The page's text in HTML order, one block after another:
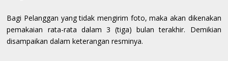
Bagi Pelanggan yang tidak mengirim foto, maka akan dikenakan
pemakaian rata-rata dalam 3 (tiga) bulan terakhir. Demikian
disampaikan dalam keterangan resminya.